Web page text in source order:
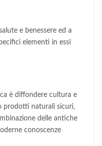
e benessere ed a
elementi in essi
è diffondere cultura e
prodotti naturali sicuri,
delle antiche
conoscenze